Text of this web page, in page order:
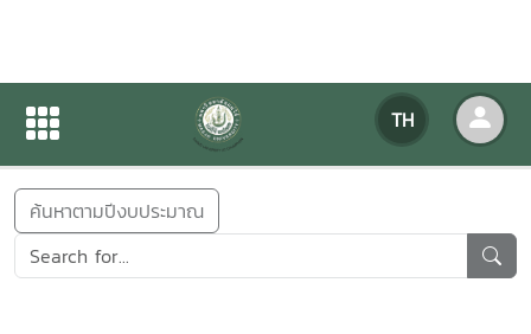
TH
ข่าวสารกิจกรรม
ค้นหาตามปีงบประมาณ